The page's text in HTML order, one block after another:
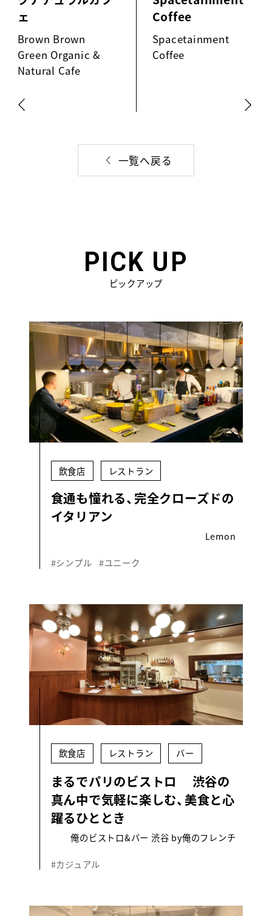
ェ
Brown Brown
Green Organic &
Natural Cafe
Coffee
Spacetainment
Coffee
一覧へ戻る
PICK UP
ピックアップ
飲食店 レストラン
食通も憧れる、完全クローズドの
イタリアン
Lemon
#シンプル #ユニーク
飲食店 レストラン バー
まるでパリのビストロ 渋谷の
真ん中で気軽に楽しむ、美食と心
躍るひととき
俺のビストロ&バー 渋谷 by俺のフレンチ
#カジュアル